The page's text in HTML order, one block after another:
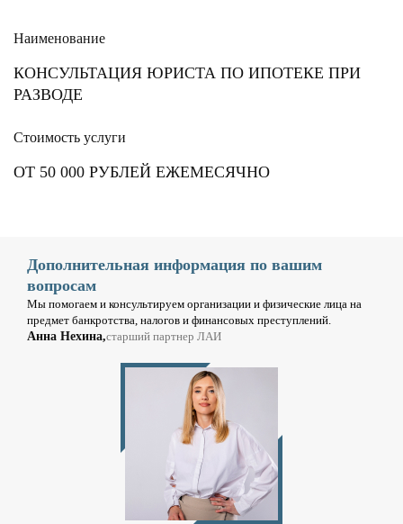
Наименование
КОНСУЛЬТАЦИЯ ЮРИСТА ПО ИПОТЕКЕ ПРИ
РАЗВОДЕ
Стоимость услуги
ОТ 50 000 РУБЛЕЙ ЕЖЕМЕСЯЧНО
Дополнительная информация по вашим
вопросам
Мы помогаем и консультируем организации и физические лица на
предмет банкротства, налогов и финансовых преступлений.
Анна Нехина,старший партнер ЛАИ